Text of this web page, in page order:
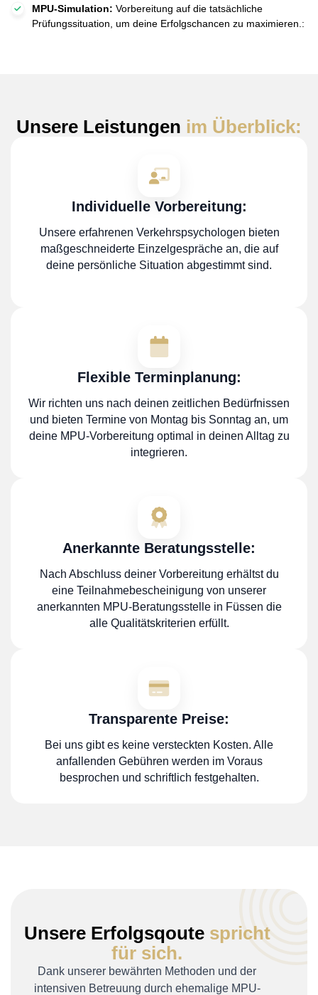
MPU-Simulation: Vorbereitung auf die tatsächliche
Prüfungssituation, um deine Erfolgschancen zu maximieren.:
Unsere Leistungen im Überblick:
Individuelle Vorbereitung:
Unsere erfahrenen Verkehrspsychologen bieten
maßgeschneiderte Einzelgespräche an, die auf
deine persönliche Situation abgestimmt sind.
Flexible Terminplanung:
Wir richten uns nach deinen zeitlichen Bedürfnissen
und bieten Termine von Montag bis Sonntag an, um
deine MPU-Vorbereitung optimal in deinen Alltag zu
integrieren.
Anerkannte Beratungsstelle:
Nach Abschluss deiner Vorbereitung erhältst du
eine Teilnahmebescheinigung von unserer
anerkannten MPU-Beratungsstelle in Füssen die
alle Qualitätskriterien erfüllt.
Transparente Preise:
Bei uns gibt es keine versteckten Kosten. Alle
anfallenden Gebühren werden im Voraus
besprochen und schriftlich festgehalten.
Unsere Erfolgsqoutespricht
für sich.
Dank unserer bewährten Methoden und der
intensiven Betreuung durch ehemalige MPU-